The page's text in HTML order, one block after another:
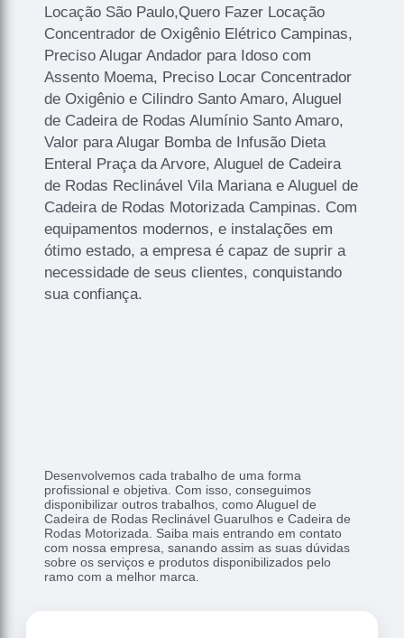
Locação São Paulo,Quero Fazer Locação
Concentrador de Oxigênio Elétrico Campinas,
Preciso Alugar Andador para Idoso com
Assento Moema, Preciso Locar Concentrador
de Oxigênio e Cilindro Santo Amaro, Aluguel
de Cadeira de Rodas Alumínio Santo Amaro,
Valor para Alugar Bomba de Infusão Dieta
Enteral Praça da Arvore, Aluguel de Cadeira
de Rodas Reclinável Vila Mariana e Aluguel de
Cadeira de Rodas Motorizada Campinas. Com
equipamentos modernos, e instalações em
ótimo estado, a empresa é capaz de suprir a
necessidade de seus clientes, conquistando
sua confiança.
Desenvolvemos cada trabalho de uma forma
profissional e objetiva. Com isso, conseguimos
disponibilizar outros trabalhos, como Aluguel de
Cadeira de Rodas Reclinável Guarulhos e Cadeira de
Rodas Motorizada. Saiba mais entrando em contato
com nossa empresa, sanando assim as suas dúvidas
sobre os serviços e produtos disponibilizados pelo
ramo com a melhor marca.